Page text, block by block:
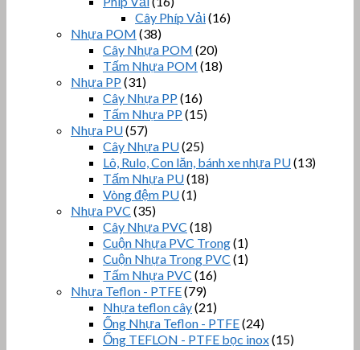
Cây Phíp Vải(16)
Nhựa POM (38)
Cây Nhựa POM (20)
Tấm Nhựa POM (18)
Nhựa PP (31)
Cây Nhựa PP (16)
Tấm Nhựa PP (15)
Nhựa PU(57)
Cây Nhựa PU(25)
Lô, Rulo, Con lăn, bánh xe nhựa PU(13)
Tấm Nhựa PU(18)
Vòng đệm PU(1)
Nhựa PVC (35)
Cây Nhựa PVC (18)
Cuộn Nhựa PVC Trong(1)
Cuộn Nhựa Trong PVC (1)
Tấm Nhựa PVC (16)
Nhựa Teflon - PTFE(79)
Nhựa teflon cây(21)
Ống Nhựa Teflon - PTFE(24)
Ống TEFLON - PTFE bọc inox(15)